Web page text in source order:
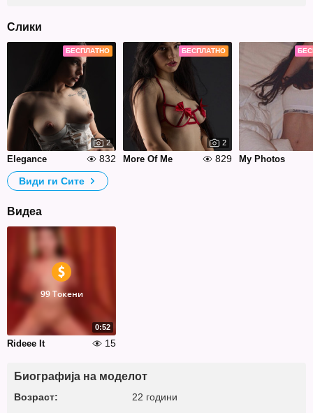
Слики
БЕСПЛАТНО
2
Elegance 832
БЕСПЛАТНО
2
More Of Me 829 My Photos
Види ги Сите
Видеа
0:52
99 Токени
Rideee It 15
Биографија на моделот
Возраст: 22 години